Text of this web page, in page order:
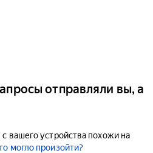
отправляли вы, а
вашего устройства похожи на
могло произойти?